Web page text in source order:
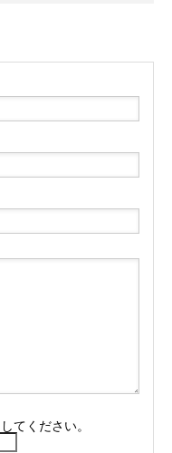
てください。